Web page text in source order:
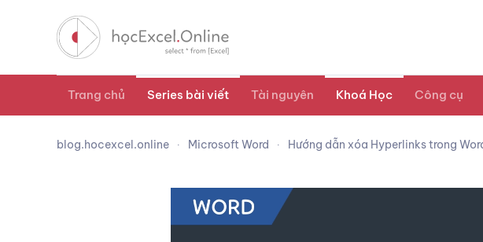
Trang chủ Series bài viết Tài nguyên Khoá Học Công cụ
blog.hocexcel.online Microsoft Word Hướng dẫn xóa Hyperlinks trong